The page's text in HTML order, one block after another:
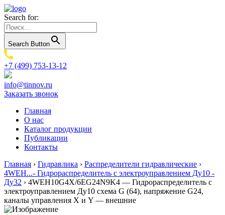
Search for:
Search Button
+7 (499) 753-13-12
info@tinnov.ru
Заказать звонок
Главная
О нас
Каталог продукции
Публикации
Контакты
Главная › Гидравлика › Распределители гидравлические ›
4WEH...- Гидрораспределитель с электроуправлением Ду10 -
Ду32 › 4WEH10G4X/6EG24N9K4 — Гидрораспределитель с
электроуправлением Ду10 схема G (64), напряжение G24,
каналы управления X и Y — внешние